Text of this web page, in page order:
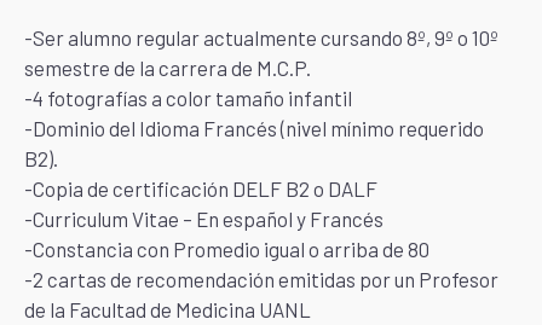
-Ser alumno regular actualmente cursando 8º, 9º o 10º
semestre de la carrera de M.C.P.
-4 fotografías a color tamaño infantil
-Dominio del Idioma Francés (nivel mínimo requerido
B2).
-Copia de certificación DELF B2 o DALF
-Curriculum Vitae – En español y Francés
-Constancia con Promedio igual o arriba de 80
-2 cartas de recomendación emitidas por un Profesor
de la Facultad de Medicina UANL